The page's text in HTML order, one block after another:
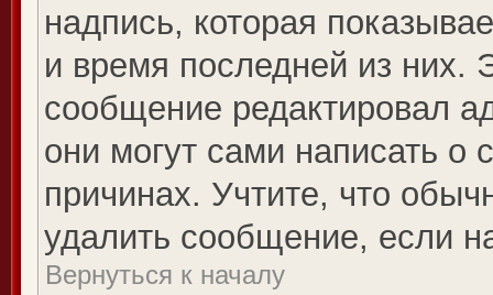
надпись, которая
и время последней из них.
сообщение редактировал
они могут сами написать о
причинах. Учтите, что
удалить сообщение, если
Вернуться к началу